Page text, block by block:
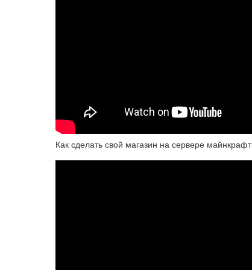
Как сделать свой магазин на сервере майнкрафт